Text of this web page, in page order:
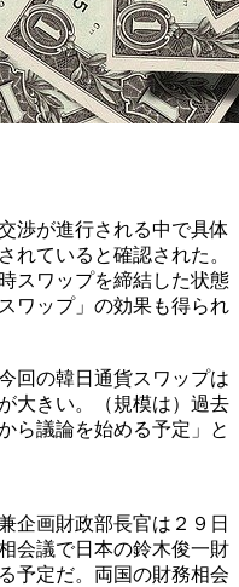
渉が進行される中で具体
れていると確認された。
スワップを締結した状態
ワップ」の効果も得られ
回の韓日通貨スワップは
大きい。（規模は）過去
ら議論を始める予定」と
企画財政部長官は２９日
会議で日本の鈴木俊一財
予定だ。両国の財務相会